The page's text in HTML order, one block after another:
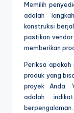
Memilih
adalah
konstruksi
pastikan
memberikan
Periksa apakah
produk yang
proyek Anda.
adalah
berpengalaman.